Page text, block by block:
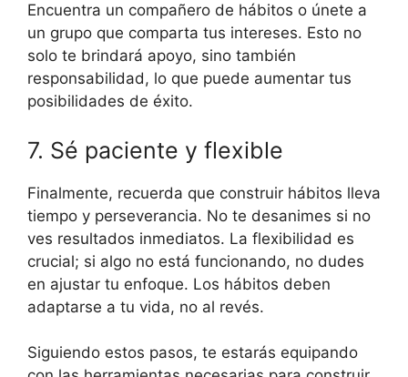
Encuentra un compañero de hábitos o únete a
un grupo que comparta tus intereses. Esto no
solo te brindará apoyo, sino también
responsabilidad, lo que puede aumentar tus
posibilidades de éxito.
7. Sé paciente y flexible
Finalmente, recuerda que construir hábitos lleva
tiempo y perseverancia. No te desanimes si no
ves resultados inmediatos. La flexibilidad es
crucial; si algo no está funcionando, no dudes
en ajustar tu enfoque. Los hábitos deben
adaptarse a tu vida, no al revés.
Siguiendo estos pasos, te estarás equipando